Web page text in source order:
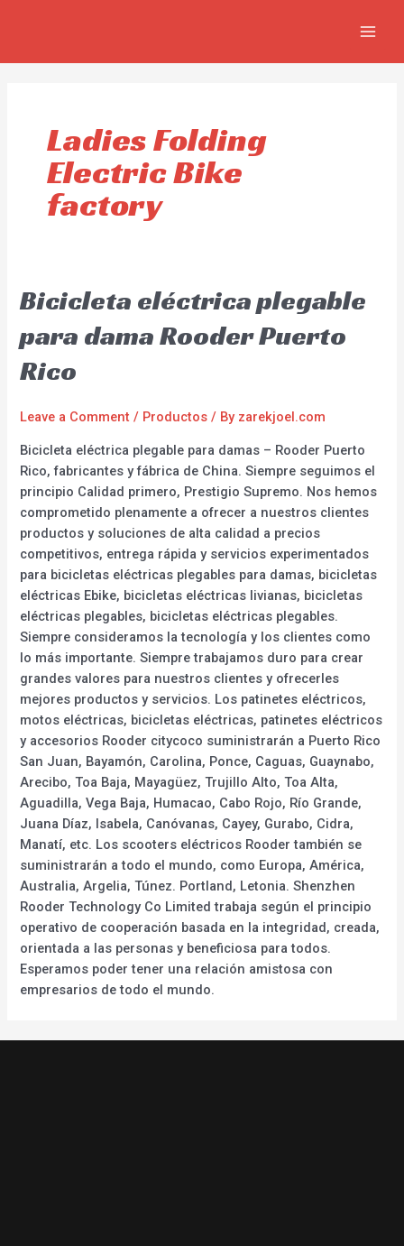
Ladies Folding
Electric Bike
factory
Bicicleta eléctrica plegable
para dama Rooder Puerto
Rico
Leave a Comment / Productos / By zarekjoel.com
Bicicleta eléctrica plegable para damas – Rooder Puerto
Rico, fabricantes y fábrica de China. Siempre seguimos el
principio Calidad primero, Prestigio Supremo. Nos hemos
comprometido plenamente a ofrecer a nuestros clientes
productos y soluciones de alta calidad a precios
competitivos, entrega rápida y servicios experimentados
para bicicletas eléctricas plegables para damas, bicicletas
eléctricas Ebike, bicicletas eléctricas livianas, bicicletas
eléctricas plegables, bicicletas eléctricas plegables.
Siempre consideramos la tecnología y los clientes como
lo más importante. Siempre trabajamos duro para crear
grandes valores para nuestros clientes y ofrecerles
mejores productos y servicios. Los patinetes eléctricos,
motos eléctricas, bicicletas eléctricas, patinetes eléctricos
y accesorios Rooder citycoco suministrarán a Puerto Rico
San Juan, Bayamón, Carolina, Ponce, Caguas, Guaynabo,
Arecibo, Toa Baja, Mayagüez, Trujillo Alto, Toa Alta,
Aguadilla, Vega Baja, Humacao, Cabo Rojo, Río Grande,
Juana Díaz, Isabela, Canóvanas, Cayey, Gurabo, Cidra,
Manatí, etc. Los scooters eléctricos Rooder también se
suministrarán a todo el mundo, como Europa, América,
Australia, Argelia, Túnez. Portland, Letonia. Shenzhen
Rooder Technology Co Limited trabaja según el principio
operativo de cooperación basada en la integridad, creada,
orientada a las personas y beneficiosa para todos.
Esperamos poder tener una relación amistosa con
empresarios de todo el mundo.